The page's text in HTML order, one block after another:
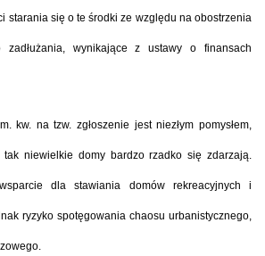
starania się o te środki ze względu na obostrzenia
zadłużania, wynikające z ustawy o finansach
kw. na tzw. zgłoszenie jest niezłym pomysłem,
niewielkie domy bardzo rzadko się zdarzają
dla stawiania domów rekreacyjnych i
ryzyko spotęgowania chaosu urbanistycznego,